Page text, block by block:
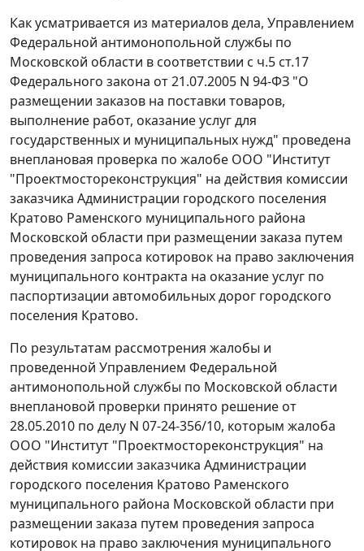
Как усматривается из материалов дела, Управлением
Федеральной антимонопольной службы по
Московской области в соответствии с ч.5 ст.17
Федерального закона от 21.07.2005 N 94-ФЗ "О
размещении заказов на поставки товаров,
выполнение работ, оказание услуг для
государственных и муниципальных нужд" проведена
внеплановая проверка по жалобе ООО "Институт
"Проектмостореконструкция" на действия комиссии
заказчика Администрации городского поселения
Кратово Раменского муниципального района
Московской области при размещении заказа путем
проведения запроса котировок на право заключения
муниципального контракта на оказание услуг по
паспортизации автомобильных дорог городского
поселения Кратово.
По результатам рассмотрения жалобы и
проведенной Управлением Федеральной
антимонопольной службы по Московской области
внеплановой проверки принято решение от
28.05.2010 по делу N 07-24-356/10, которым жалоба
ООО "Институт "Проектмостореконструкция" на
действия комиссии заказчика Администрации
городского поселения Кратово Раменского
муниципального района Московской области при
размещении заказа путем проведения запроса
котировок на право заключения муниципального